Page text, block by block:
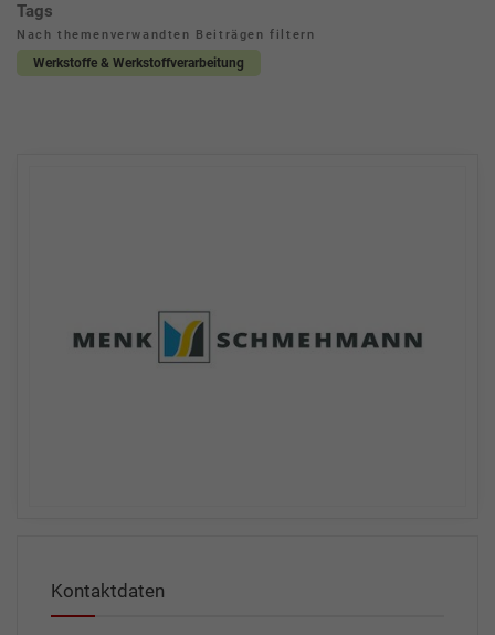
Tags
Nach themenverwandten Beiträgen filtern
Werkstoffe & Werkstoffverarbeitung
Kontaktdaten